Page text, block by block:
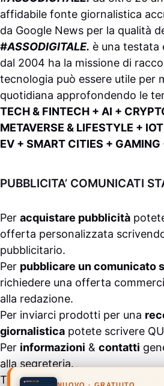
affidabile fonte giornalistica
da Google News per la qualità
#ASSODIGITALE. è una testata
dal 2004 ha la missione di
tecnologia può essere utile per
quotidiana approfondendo le
TECH & FINTECH + AI +
METAVERSE & LIFESTYLE +
EV + SMART CITIES + GAMING
PUBBLICITA’ COMUNICATI
Per acquistare pubblicità
offerta personalizzata
pubblicitario.
Per pubblicare un comunicato
richiedere una offerta
alla redazione.
Per inviarci prodotti per una
giornalistica potete scrivere
Per informazioni & contatti
alla segreteria.
Tutti i contenuti pubblicati